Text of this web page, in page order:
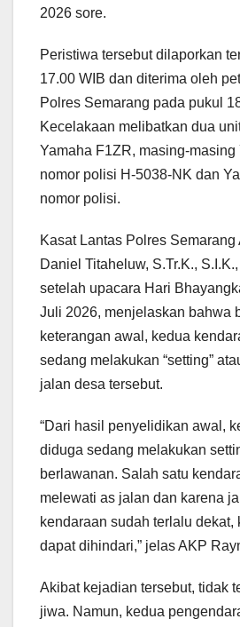
2026 sore.
Peristiwa tersebut dilaporkan
17.00 WIB dan diterima oleh
Polres Semarang pada pukul
Kecelakaan melibatkan dua
Yamaha F1ZR, masing-masing
nomor polisi H-5038-NK dan
nomor polisi.
Kasat Lantas Polres Semarang
Daniel Titaheluw, S.Tr.K.,
setelah upacara Hari
Juli 2026, menjelaskan bahwa
keterangan awal, kedua
sedang melakukan “setting”
jalan desa tersebut.
“Dari hasil penyelidikan awal,
diduga sedang melakukan
berlawanan. Salah satu
melewati as jalan dan karena
kendaraan sudah terlalu dekat,
dapat dihindari,” jelas AKP
Akibat kejadian tersebut, tidak
jiwa. Namun, kedua